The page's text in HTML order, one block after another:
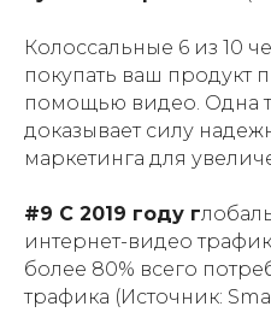
Колоссальные 6 из 10
покупать ваш
помощью видео. Одна
доказывает силу
маркетинга для
#9 C 2019 году г
интернет-видео трафик
более 80% всего
трафика (Источник: